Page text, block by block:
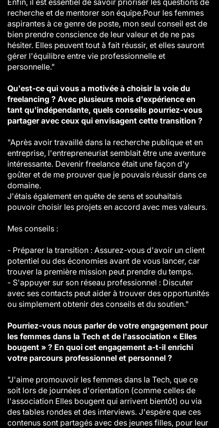
Enfin, il est essentiel de savoir prioriser les questions de
recherche et de mentorer son équipe.Pour les femmes
aspirantes à ce genre de poste, mon seul conseil est de
bien prendre conscience de leur valeur et de ne pas
hésiter. Elles peuvent tout à fait réussir, et elles sauront
gérer l'équilibre entre vie professionnelle et
personnelle."
Qu'est-ce qui vous a motivée à choisir la voie du
freelancing ? Avec plusieurs mois d'expérience en
tant qu'indépendante, quels conseils pourriez-vous
partager avec ceux qui envisagent cette transition ?
"Après avoir travaillé dans la recherche publique et en
entreprise, l'entrepreneuriat semblait être une aventure
intéressante. Devenir freelance était une façon d'y
goûter et de me prouver que je pouvais réussir dans ce
domaine.
J'étais également en quête de sens et souhaitais
pouvoir choisir les projets en accord avec mes valeurs.
Mes conseils :
- Préparer la transition : Assurez-vous d'avoir un client
potentiel ou des économies avant de vous lancer, car
trouver la première mission peut prendre du temps.
- S'appuyer sur son réseau professionnel : Discuter
avec ses contacts peut aider à trouver des opportunités
ou simplement obtenir des conseils et du soutien."
Pourriez-vous nous parler de votre engagement pour
les femmes dans la Tech et de l'association « Elles
bougent » ? En quoi cet engagement a-t-il enrichi
votre parcours professionnel et personnel ?
"J'aime promouvoir les femmes dans la Tech, que ce
soit lors de journées d'orientation (comme celles de
l'association Elles bougent qui arrivent bientôt) ou via
des tables rondes et des interviews. J'espère que ces
contenus sont partagés avec des jeunes filles, pour leur